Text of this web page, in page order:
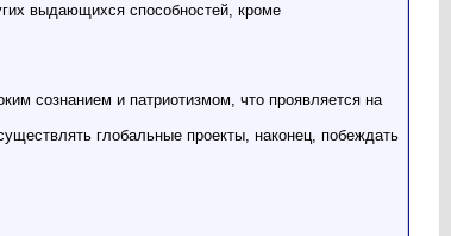
выдающихся способностей, кроме
сознанием и патриотизмом, что проявляется на
глобальные проекты, наконец, побеждать